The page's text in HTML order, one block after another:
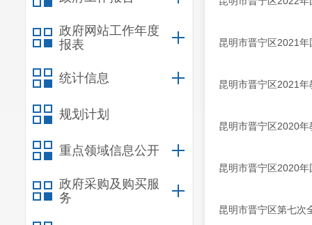
政府网站工作年度
报表
统计信息
规划计划
重点领域信息公开
政府采购及购买服
务
昆明市晋宁区2021
昆明市晋宁区2021
昆明市晋宁区2020
昆明市晋宁区2020
昆明市晋宁区第七次